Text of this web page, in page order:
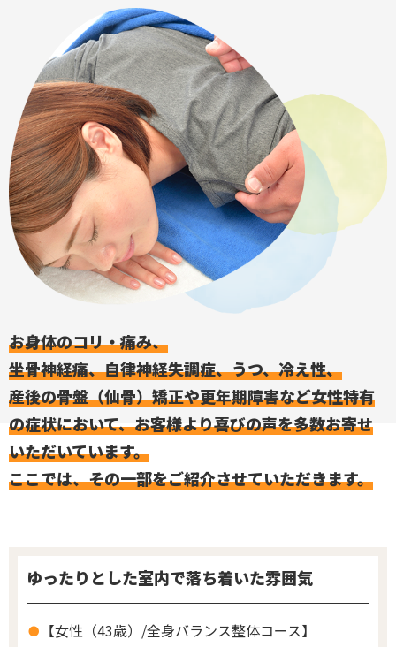
お客様の声
店舗案内
お知らせ
ブログ
お問い合わせ
029-886-8602
お身体のコリ・痛み、
坐骨神経痛、自律神経失調症、うつ、冷え性、
産後の骨盤（仙骨）矯正や更年期障害など女性特有
の症状において、お客様より喜びの声を多数お寄せ
いただいています。
ここでは、その一部をご紹介させていただきます。
ゆったりとした室内で落ち着いた雰囲気
【女性（43歳）/全身バランス整体コース】